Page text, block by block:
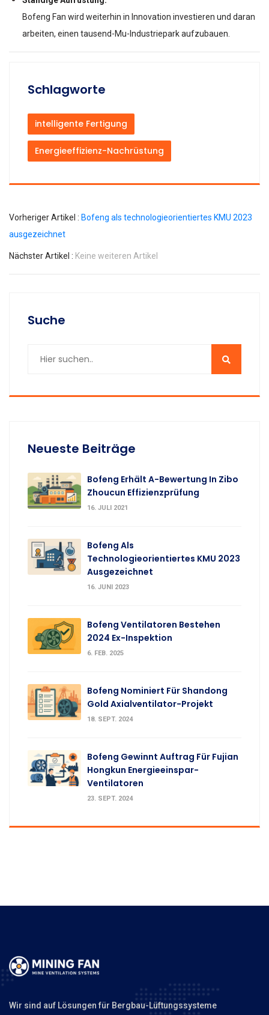
Suche
Neueste Beiträge
Bofeng Erhält A-Bewertung In Zibo
Zhoucun Effizienzprüfung
16. JULI 2021
Bofeng Als
Technologieorientiertes KMU 2023
Ausgezeichnet
16. JUNI 2023
Bofeng Ventilatoren Bestehen
2024 Ex-Inspektion
6. FEB. 2025
Bofeng Nominiert Für Shandong
Gold Axialventilator-Projekt
18. SEPT. 2024
Bofeng Gewinnt Auftrag Für Fujian
Hongkun Energieeinspar-
Ventilatoren
23. SEPT. 2024
Bofeng Fan wird weiterhin in Innovation investieren und daran
arbeiten, einen tausend-Mu-Industriepark aufzubauen.
Schlagworte
intelligente Fertigung
Energieeffizienz-Nachrüstung
Vorheriger Artikel : Bofeng als technologieorientiertes KMU 2023
ausgezeichnet
Nächster Artikel : Keine weiteren Artikel
Wir sind auf Lösungen für Bergbau-Lüftungssysteme